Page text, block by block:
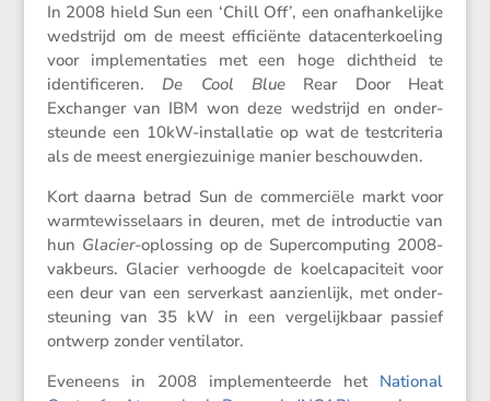
In 2008 hield Sun een ‘Chill Off’, een onafhan­ke­lijke
wedstrijd om de meest effici­ënte datacen­ter­koe­ling
voor imple­men­ta­ties met een hoge dicht­heid te
identi­fi­ceren.De Cool Blue Rear Door Heat
Exchanger van IBM won deze wedstrijd en onder­
steunde een 10kW-instal­latie op wat de testcri­teria
als de meest energie­zui­nige manier beschouwden.
Kort daarna betrad Sun de commer­ciële markt voor
warmte­wis­se­laars in deuren, met de intro­ductie van
hun Glacier-oplos­sing op de Super­com­pu­ting 2008-
vakbeurs. Glacier verhoogde de koelca­pa­ci­teit voor
een deur van een server­kast aanzien­lijk, met onder­
steu­ning van 35 kW in een verge­lijk­baar passief
ontwerp zonder ventilator.
Eveneens in 2008 imple­men­teerde het National